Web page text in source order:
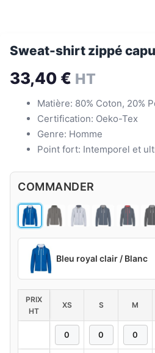
Sweat-shirt zippé
33,40 € HT
Matière: 80% Coton, 20%
Certification: Oeko-Tex
Genre: Homme
Point fort: Intemporel et
COMMANDER
Bleu royal clair / Blanc
PRIX
HT
XS S M